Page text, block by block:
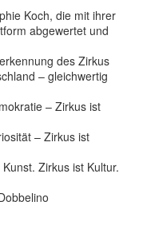
Koch, die mit ihrer
abgewertet und
des Zirkus
– gleichwertig
– Zirkus ist
– Zirkus ist
Zirkus ist Kultur.